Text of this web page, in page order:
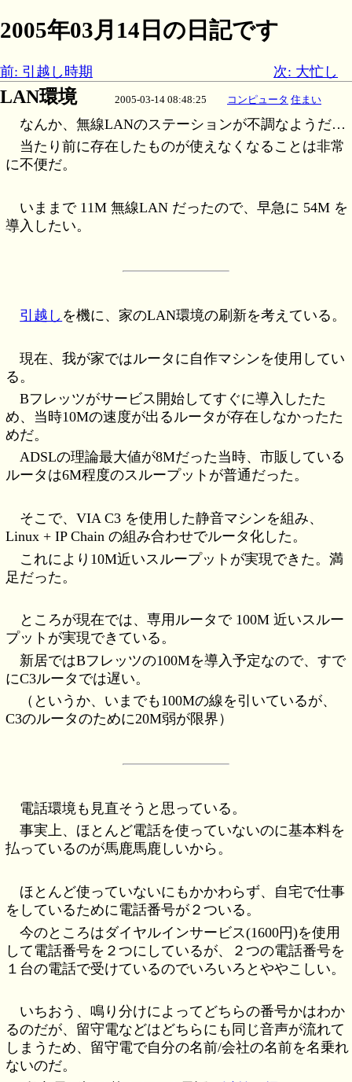
2005年03月14日の日記です
前: 引越し時期 次: 大忙し
LAN環境 2005-03-14 08:48:25 コンピュータ 住まい
なんか、無線LANのステーションが不調なようだ…
当たり前に存在したものが使えなくなることは非常
に不便だ。
いままで 11M 無線LAN だったので、早急に 54M を
導入したい。
引越し を機に、家のLAN環境の刷新を考えている。
現在、我が家ではルータに自作マシンを使用してい
る。
Bフレッツがサービス開始してすぐに導入したた
め、当時10Mの速度が出るルータが存在しなかったた
めだ。
ADSLの理論最大値が8Mだった当時、市販している
ルータは6M程度のスループットが普通だった。
そこで、VIA C3 を使用した静音マシンを組み、
Linux + IP Chain の組み合わせでルータ化した。
これにより10M近いスループットが実現できた。満
足だった。
ところが現在では、専用ルータで 100M 近いスルー
プットが実現できている。
新居ではBフレッツの100Mを導入予定なので、すで
にC3ルータでは遅い。
（というか、いまでも100Mの線を引いているが、
C3のルータのために20M弱が限界）
電話環境も見直そうと思っている。
事実上、ほとんど電話を使っていないのに基本料を
払っているのが馬鹿馬鹿しいから。
ほとんど使っていないにもかかわらず、自宅で仕事
をしているために電話番号が２ついる。
今のところはダイヤルインサービス(1600円)を使用
して電話番号を２つにしているが、２つの電話番号を
１台の電話で受けているのでいろいろとややこしい。
いちおう、鳴り分けによってどちらの番号かはわか
るのだが、留守電などはどちらにも同じ音声が流れて
しまうため、留守電で自分の名前/会社の名前を名乗れ
ないのだ。